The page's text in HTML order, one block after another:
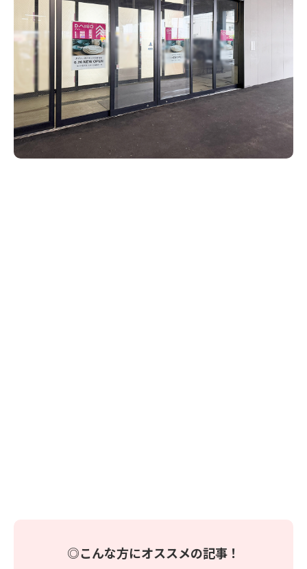
忘新年会・歓送迎会
◎こんな方にオススメの記事！